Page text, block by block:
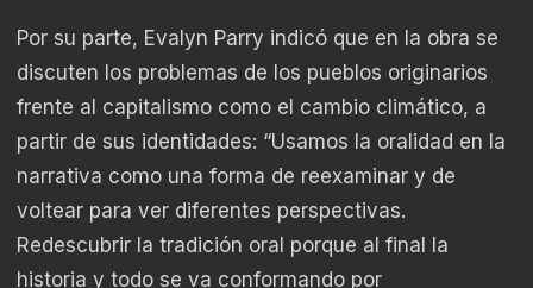
Por su parte, Evalyn Parry indicó que en la obra se
discuten los problemas de los pueblos originarios
frente al capitalismo como el cambio climático, a
partir de sus identidades: “Usamos la oralidad en la
narrativa como una forma de reexaminar y de
voltear para ver diferentes perspectivas.
Redescubrir la tradición oral porque al final la
historia y todo se va conformando por